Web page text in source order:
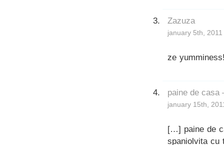
Zazuza
january 5th,
ze
paine de
january 15th,
[…] paine de
spaniolvita cu